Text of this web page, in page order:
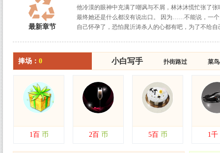
最新章节
他冷漠的眼神中充满了嘲讽与不屑，林沐沐慌忙张
最终她还是什么都没有说出口。 因为……不能说，一
自己怀孕了，恐怕晁沂涛杀人的心都有吧，为了不给自
捧场： 0 小白写手 扑街路过 菜
小白写手 扑街路过 菜
1百 币 2百 币 5百 币 1千